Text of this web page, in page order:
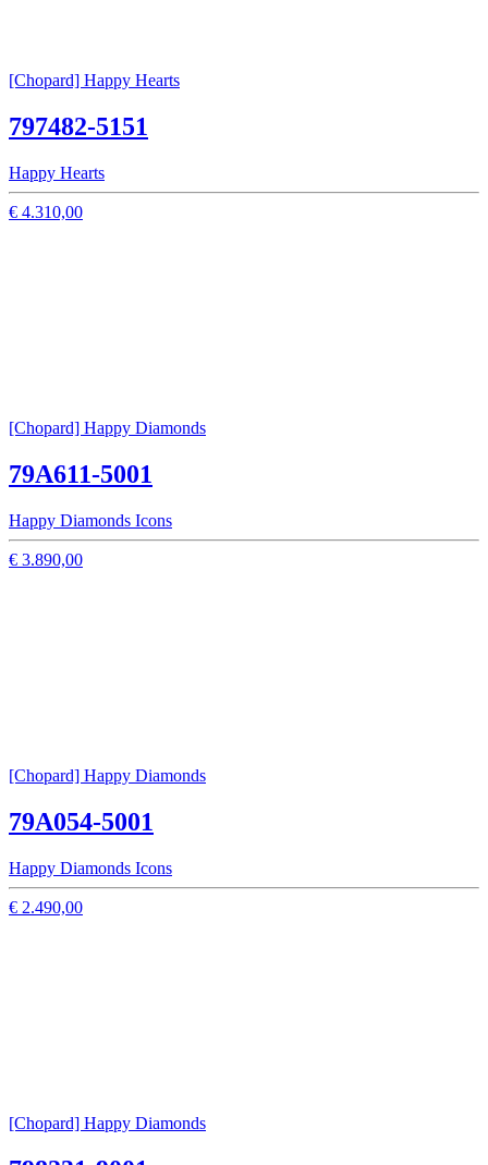
[Chopard] Happy Hearts
797482-5151
Happy Hearts
€ 4.310,00
[Chopard] Happy Diamonds
79A611-5001
Happy Diamonds Icons
€ 3.890,00
[Chopard] Happy Diamonds
79A054-5001
Happy Diamonds Icons
€ 2.490,00
[Chopard] Happy Diamonds